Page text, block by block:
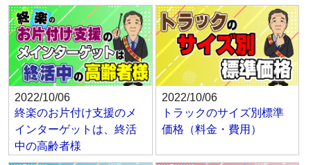
2022/10/06
終楽のお片付け支援のメ
インターゲットは、終活
中の高齢者様
2022/10/06
トラックのサイズ別標準
価格（料金・費用）